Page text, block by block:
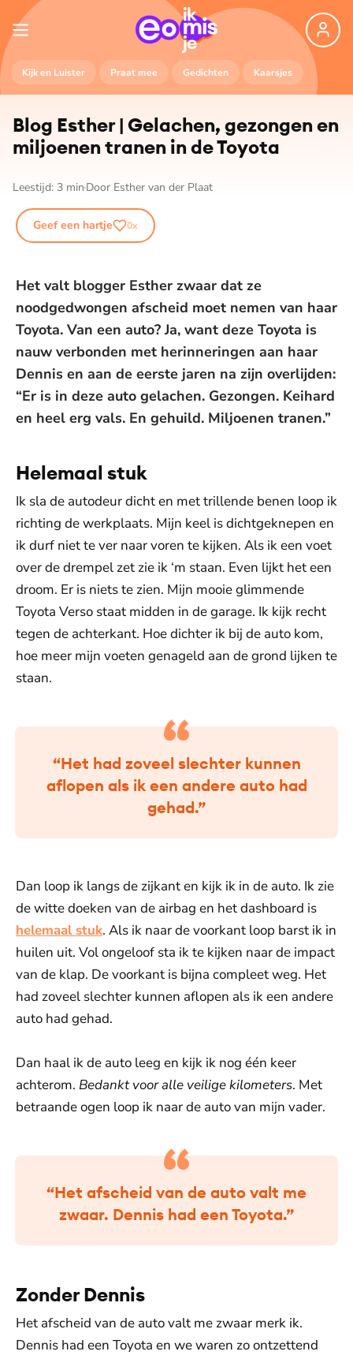
Kijk en Luister Praat mee Gedichten Kaarsjes
Blog Esther | Gelachen, gezongen en
miljoenen tranen in de Toyota
Leestijd: 3 min Door Esther van der Plaat
Geef een hartje 0x
Het valt blogger Esther zwaar dat ze
noodgedwongen afscheid moet nemen van haar
Toyota. Van een auto? Ja, want deze Toyota is
nauw verbonden met herinneringen aan haar
Dennis en aan de eerste jaren na zijn overlijden:
“Er is in deze auto gelachen. Gezongen. Keihard
en heel erg vals. En gehuild. Miljoenen tranen.”
Helemaal stuk
Ik sla de autodeur dicht en met trillende benen loop ik
richting de werkplaats. Mijn keel is dichtgeknepen en
ik durf niet te ver naar voren te kijken. Als ik een voet
over de drempel zet zie ik ‘m staan. Even lijkt het een
droom. Er is niets te zien. Mijn mooie glimmende
Toyota Verso staat midden in de garage. Ik kijk recht
tegen de achterkant. Hoe dichter ik bij de auto kom,
hoe meer mijn voeten genageld aan de grond lijken te
staan.
“Het had zoveel slechter kunnen
aflopen als ik een andere auto had
gehad.”
Dan loop ik langs de zijkant en kijk ik in de auto. Ik zie
de witte doeken van de airbag en het dashboard is
helemaal stuk. Als ik naar de voorkant loop barst ik in
huilen uit. Vol ongeloof sta ik te kijken naar de impact
van de klap. De voorkant is bijna compleet weg. Het
had zoveel slechter kunnen aflopen als ik een andere
auto had gehad.
Dan haal ik de auto leeg en kijk ik nog één keer
achterom. Bedankt voor alle veilige kilometers. Met
betraande ogen loop ik naar de auto van mijn vader.
“Het afscheid van de auto valt me
zwaar. Dennis had een Toyota.”
Zonder Dennis
Het afscheid van de auto valt me zwaar merk ik.
Dennis had een Toyota en we waren zo ontzettend